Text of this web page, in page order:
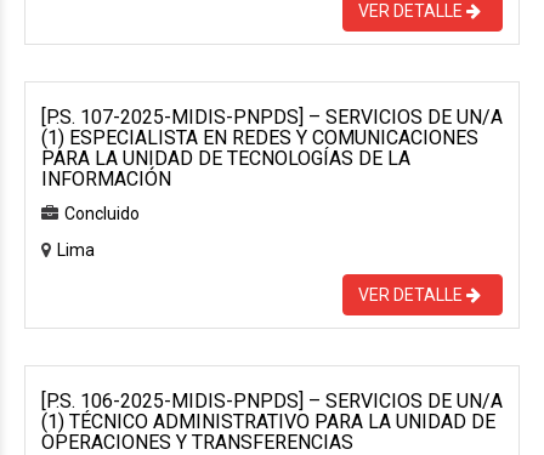
VER DETALLE
[P.S. 107-2025-MIDIS-PNPDS] – SERVICIOS DE UN/A
(1) ESPECIALISTA EN REDES Y COMUNICACIONES
PARA LA UNIDAD DE TECNOLOGÍAS DE LA
INFORMACIÓN
Concluido
Lima
VER DETALLE
[P.S. 106-2025-MIDIS-PNPDS] – SERVICIOS DE UN/A
(1) TÉCNICO ADMINISTRATIVO PARA LA UNIDAD DE
OPERACIONES Y TRANSFERENCIAS